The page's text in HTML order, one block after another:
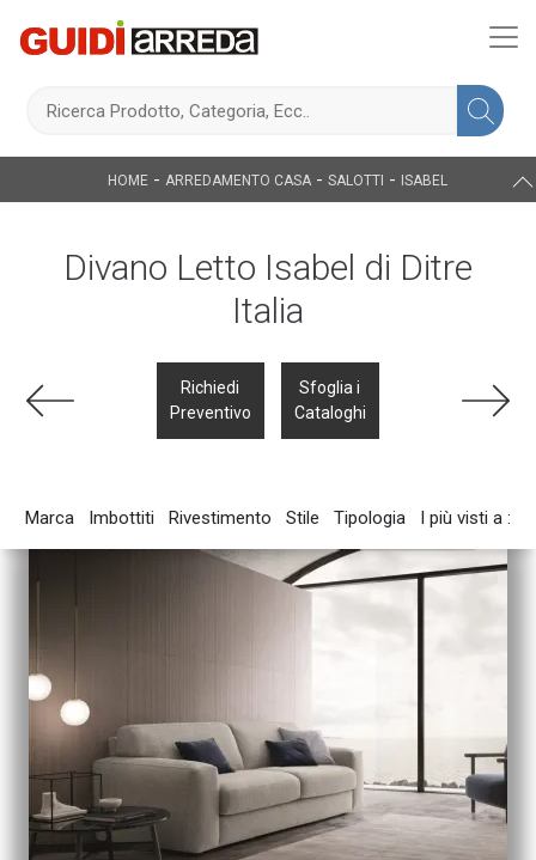
HOME- ARREDAMENTO CASA- SALOTTI - ISABEL
Divano Letto Isabel di Ditre
Italia
Richiedi
Preventivo
Sfoglia i
Cataloghi
Marca Imbottiti Rivestimento Stile Tipologia I più visti a :